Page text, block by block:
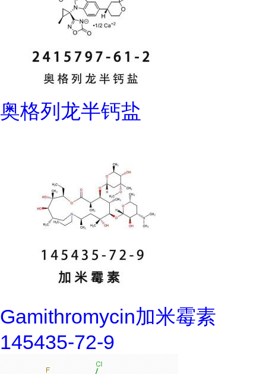
奥格列龙半钙盐
Gamithromycin加米霉素
145435-72-9